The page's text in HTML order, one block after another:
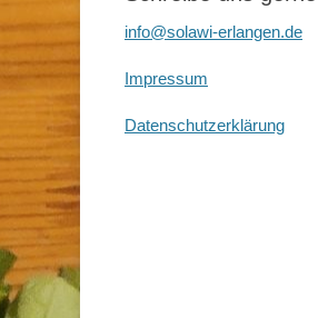
info@solawi-erlangen.de
Impressum
Datenschutzerklärung